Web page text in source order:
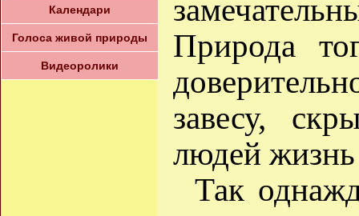
Календари
Голоса живой природы
Видеоролики
Природа
завесу,
людей
Так